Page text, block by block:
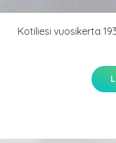
Kotiliesi vuosikerta